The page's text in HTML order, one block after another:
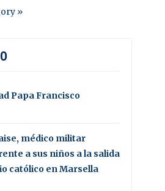
»
Papa Francisco
médico militar
a sus niños a la salida
católico en Marsella